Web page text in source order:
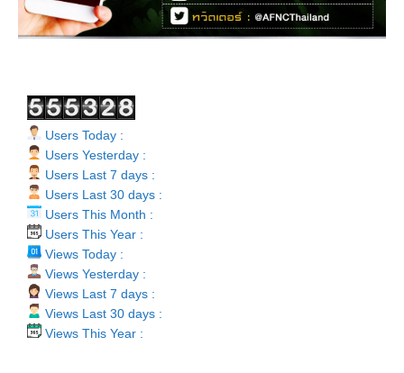
Users Today :
Users Yesterday :
Users Last 7 days :
Users Last 30 days :
Users This Month :
Users This Year :
Views Today :
Views Yesterday :
Views Last 7 days :
Views Last 30 days :
Views This Year :